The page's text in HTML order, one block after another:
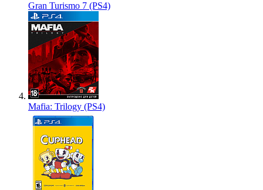
Gran Turismo 7 (PS4)
Mafia: Trilogy (PS4)